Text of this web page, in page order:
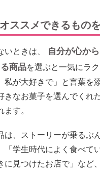
ススメできるもの
ときは、
自分が心か
商品を選ぶと一気にラ
私が大好きで」と言葉を
きなお菓子を選んでくれ
す。
は、ストーリーが乗るぶ
「学生時代によく食べて
に見つけたお店で」など